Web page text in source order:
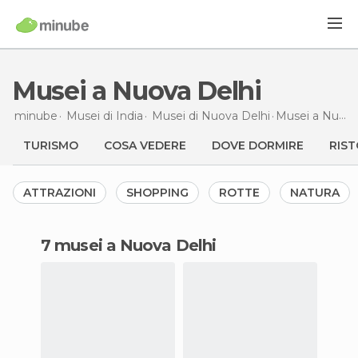
Musei a Nuova Delhi
minube Musei di India Musei di Nuova Delhi Musei a Nuova Delhi
TURISMO COSA VEDERE DOVE DORMIRE
ATTRAZIONI SHOPPING ROTTE NATURA
7 musei a Nuova Delhi